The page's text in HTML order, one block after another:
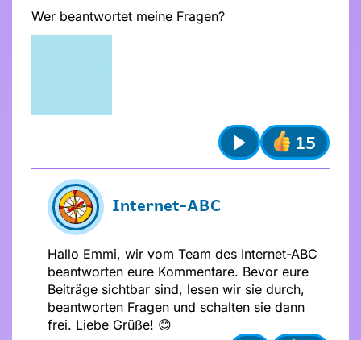
Absenden
vor dem Absendenfolgende
Fragen:
Ist mein Text freundlich und
respektvoll?
Ist mein Beitrag für alle verständlich?
Möchte ich, dass andere das über
mich wissen?
Wer beantwortet meine Fragen?
Play
15
Internet-ABC
Hallo Emmi, wir vom Team des Internet-ABC
beantworten eure Kommentare. Bevor eure
Beiträge sichtbar sind, lesen wir sie durch,
beantworten Fragen und schalten sie dann
frei. Liebe Grüße! 😊